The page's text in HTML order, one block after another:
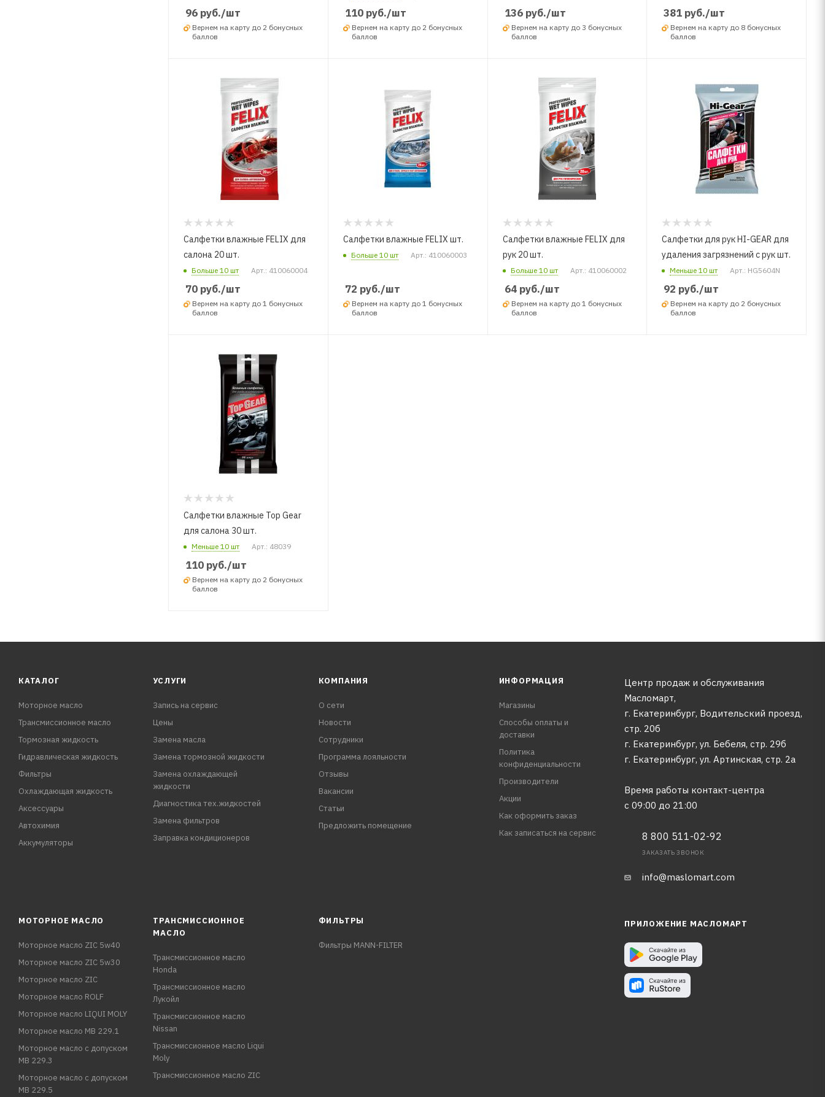
96 руб./шт
Вернем на карту до 2 бонусных
баллов
110руб./шт
Вернем на карту до 2 бонусных
баллов
136руб./шт
Вернем на карту до 3 бонусных
баллов
381 руб./шт
Вернем на карту до 8 бонусных
баллов
Салфетки влажные FELIX для
салона 20 шт.
Больше 10 шт Арт.: 410060004
70 руб./шт
Вернем на карту до 1 бонусных
баллов
Салфетки влажные FELIX шт.
Больше 10 шт Арт.: 410060003
72 руб./шт
Вернем на карту до 1 бонусных
баллов
Салфетки влажные FELIX для
рук 20 шт.
Больше 10 шт Арт.: 410060002
64руб./шт
Вернем на карту до 1 бонусных
баллов
Салфетки для рук HI-GEAR для
удаления загрязнений с рук шт.
Меньше 10 шт Арт.: HG5604N
92 руб./шт
Вернем на карту до 2 бонусных
баллов
Салфетки влажные Top Gear
для салона 30 шт.
Меньше 10 шт Арт.: 48039
110 руб./шт
Вернем на карту до 2 бонусных
баллов
КАТАЛОГ
Моторное масло
Трансмиссионное масло
Тормозная жидкость
Гидравлическая жидкость
Фильтры
Охлаждающая жидкость
Аксессуары
Автохимия
Аккумуляторы
УСЛУГИ
Запись на сервис
Цены
Замена масла
Замена тормозной жидкости
Замена охлаждающей
жидкости
Диагностика тех.жидкостей
Замена фильтров
Заправка кондиционеров
КОМПАНИЯ
О сети
Новости
Сотрудники
Программа лояльности
Отзывы
Вакансии
Статьи
Предложить помещение
ИНФОРМАЦИЯ
Магазины
Способы оплаты и
доставки
Политика
конфиденциальности
Производители
Акции
Как оформить заказ
Как записаться на сервис
Центр продаж и обслуживания
Масломарт,
г. Екатеринбург, Водительский проезд,
стр. 20б
г. Екатеринбург, ул. Бебеля, стр. 29б
г. Екатеринбург, ул. Артинская, стр. 2а
Время работы контакт-центра
с 09:00 до 21:00
8 800 511-02-92
ЗАКАЗАТЬ ЗВОНОК
info@maslomart.com
МОТОРНОЕ МАСЛО
Моторное масло ZIC 5w40
Моторное масло ZIC 5w30
Моторное масло ZIC
Моторное масло ROLF
Моторное масло LIQUI MOLY
Моторное масло MB 229.1
Моторное масло с допуском
MB 229.3
Моторное масло с допуском
MB 229.5
ТРАНСМИССИОННОЕ
МАСЛО
Трансмиссионное масло
Honda
Трансмиссионное масло
Лукойл
Трансмиссионное масло
Nissan
Трансмиссионное масло Liqui
Moly
Трансмиссионное масло ZIC
ФИЛЬТРЫ
Фильтры MANN-FILTER
ПРИЛОЖЕНИЕ МАСЛОМАРТ